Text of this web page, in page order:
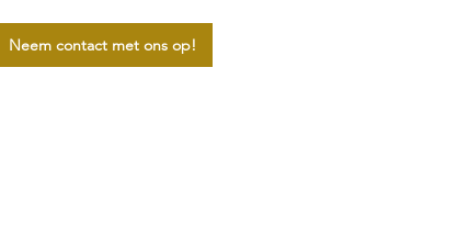
Neem contact met ons op!